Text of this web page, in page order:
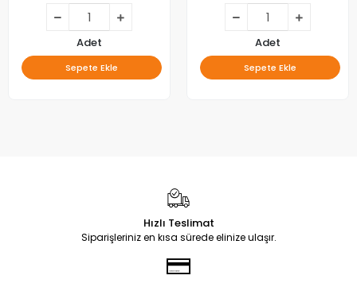
Adet
Sepete Ekle
Adet
Sepete Ekle
Hızlı Teslimat
Siparişleriniz en kısa sürede elinize ulaşır.